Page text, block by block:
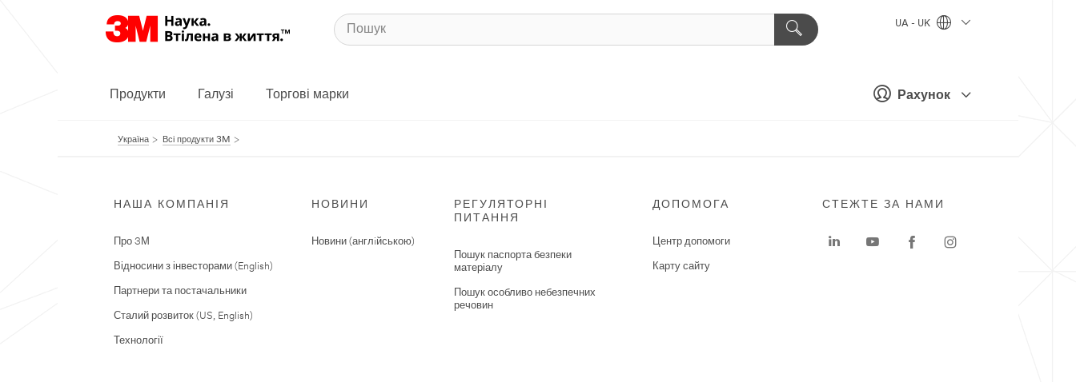
Рахунок
UA - UK
Продукти Галузі Торгові марки
Україна Всі продукти 3M
НАША КОМПАНІЯ
Про 3М
Відносини з інвесторами (English)
Партнери та постачальники
Сталий розвиток (US, English)
Технології
НОВИНИ
Новини (англiйською)
РЕГУЛЯТОРНІ
ПИТАННЯ
Пошук паспорта безпеки
матеріалу
Пошук особливо небезпечних
речовин
ДОПОМОГА
Центр допомоги
Карту сайту
СТЕЖТЕ ЗА НАМИ